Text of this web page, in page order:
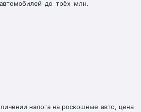
налога на роскошные авто, цена